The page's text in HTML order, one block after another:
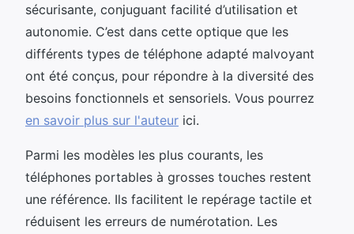
sécurisante, conjuguant facilité d’utilisation et
autonomie. C’est dans cette optique que les
différents types de téléphone adapté malvoyant
ont été conçus, pour répondre à la diversité des
besoins fonctionnels et sensoriels. Vous pourrez
en savoir plus sur l'auteur ici.
Parmi les modèles les plus courants, les
téléphones portables à grosses touches restent
une référence. Ils facilitent le repérage tactile et
réduisent les erreurs de numérotation. Les